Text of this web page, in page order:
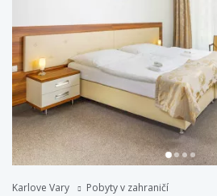
Karlove Vary Pobyty v zahraničí